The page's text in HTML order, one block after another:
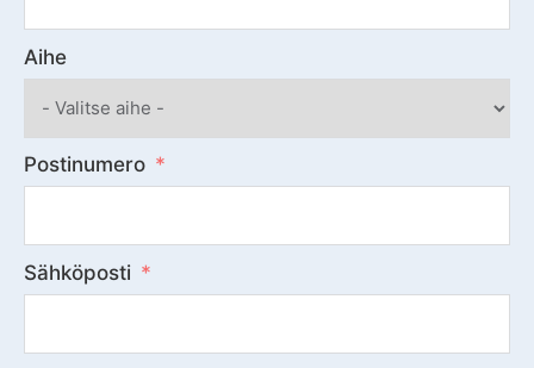
Aihe
Postinumero
Sähköposti